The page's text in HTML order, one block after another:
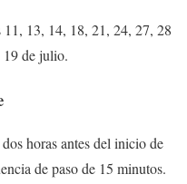
13, 14, 18, 21, 24, 27, 28
de julio.
horas antes del inicio de
de paso de 15 minutos.